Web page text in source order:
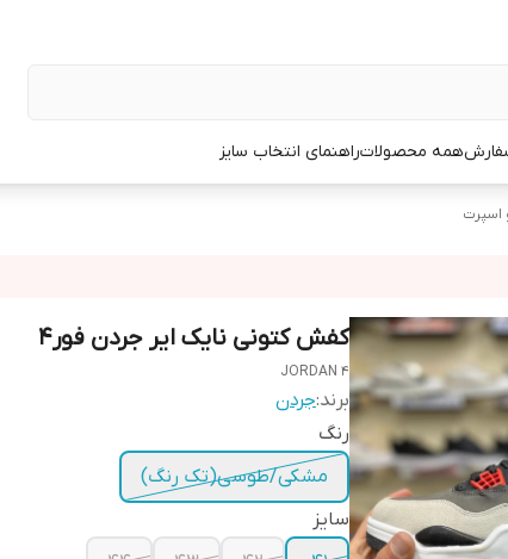
همه محصولاتراهنمای انتخاب سایز
اسپرت
کفش کتونی نایک ایر جردن فور4
JORDAN 4
برند:جردن
رنگ
مشکی/طوسی(تک رنگ)
سایز